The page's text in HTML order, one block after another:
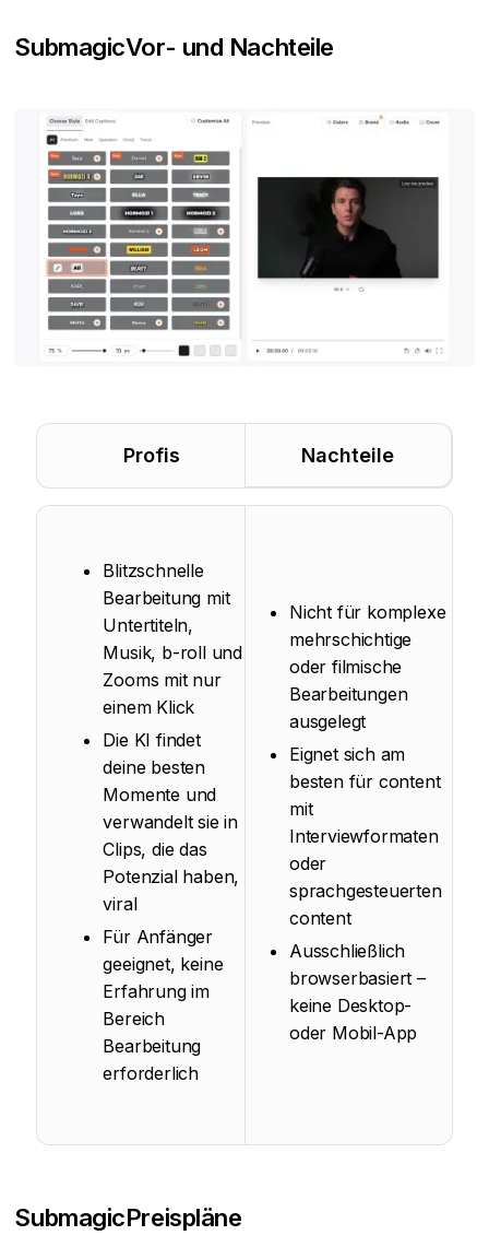
SubmagicVor- und Nachteile
Profis Nachteile
Blitzschnelle
Bearbeitung mit
Untertiteln,
Musik, b-roll und
Zooms mit nur
einem Klick
Die KI findet
deine besten
Momente und
verwandelt sie in
Clips, die das
Potenzial haben,
viral
Für Anfänger
geeignet, keine
Erfahrung im
Bereich
Bearbeitung
erforderlich
Nicht für komplexe
mehrschichtige
oder filmische
Bearbeitungen
ausgelegt
Eignet sich am
besten für content
mit
Interviewformaten
oder
sprachgesteuerten
content
Ausschließlich
browserbasiert –
keine Desktop-
oder Mobil-App
SubmagicPreispläne